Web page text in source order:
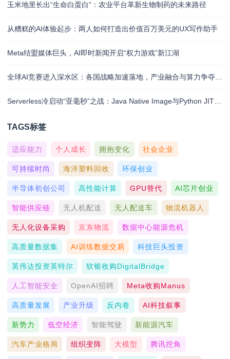
玉米地里长出“生命白蛋白”：农业平台革新生物制药的未来路径
从糟糕的AI体验起步：两人如何打造出价值百万美元的UX写作助手
Meta结盟媒体巨头，AI即时新闻开启“权力游戏”新江湖
TAGS标签
适应能力 个人成长 拥抱变化 社会企业
可持续时尚 海洋塑料回收 环保创业
半导体初创公司 高性能计算 GPU替代 AI芯片创业
智能供应链 无人机配送 无人配送车 物流机器人
无人化设备采购 京东物流 数据中心能源危机
高质量数据集 AI训练数据交易 科技巨头投资
英伟达投资英特尔 软银收购DigitalBridge
人工智能安全 OpenAI招聘 Meta收购Manus
高质量发展 产业升级 反内卷 AI科技叙事
新势力 低空经济 智能驾驶 新能源汽车
汽车产业格局 组织变阵 大模型 腾讯挖角